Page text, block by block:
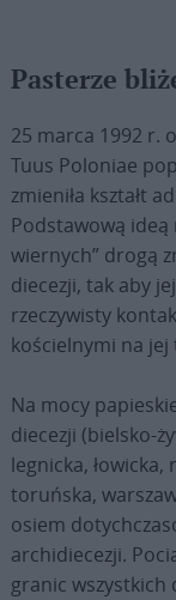
Pasterze
25 marca 1992 r.
Tuus Poloniae
zmieniła kształt
Podstawową ideą
wiernych” drogą
diecezji, tak aby
rzeczywisty
kościelnymi na jej
Na mocy
diecezji (bielsko-
legnicka,
toruńska,
osiem
archidiecezji.
granic